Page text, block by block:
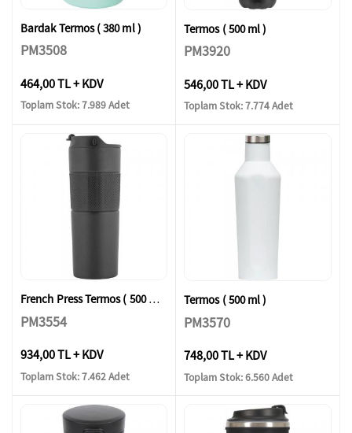
Bardak Termos ( 380 ml )
PM3508
464,00 TL + KDV
Toplam Stok: 7.989 Adet
Termos ( 500 ml )
PM3920
546,00 TL + KDV
Toplam Stok: 7.774 Adet
French Press Termos ( 500 ml )
PM3554
934,00 TL + KDV
Toplam Stok: 7.462 Adet
Termos ( 500 ml )
PM3570
748,00 TL + KDV
Toplam Stok: 6.560 Adet